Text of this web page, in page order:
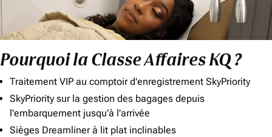
Pourquoi la Classe Affaires KQ ?
Traitement VIP au comptoir d'enregistrement SkyPriority
SkyPriority sur la gestion des bagages depuis
l'embarquement jusqu'à l'arrivée
Sièges Dreamliner à lit plat inclinables